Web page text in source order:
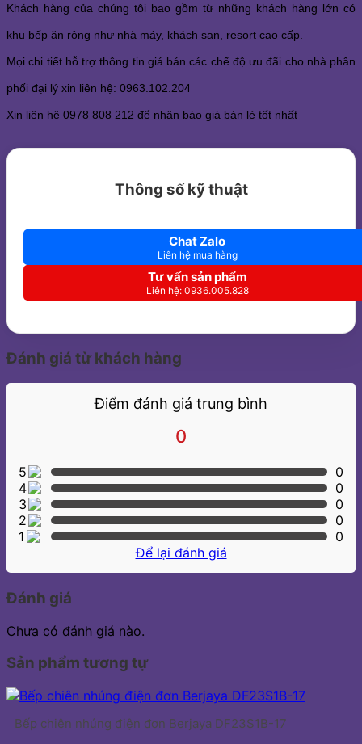
Khách hàng của chúng tôi bao gồm từ những khách hàng lớn có
khu bếp ăn rộng như nhà máy, khách sạn, resort cao cấp.
Mọi chi tiết hỗ trợ thông tin giá bán các chế độ ưu đãi cho nhà phân
phối đại lý xin liên hệ: 0963.102.204
Xin liên hệ 0978 808 212 để nhận báo giá bán lẻ tốt nhất
Thông số kỹ thuật
Chat Zalo
Liên hệ mua hàng
Tư vấn sản phẩm
Liên hệ: 0936.005.828
Đánh giá từ khách hàng
Điểm đánh giá trung bình
0
5
0
4
0
3
0
2
0
1
0
Để lại đánh giá
Đánh giá
Chưa có đánh giá nào.
Sản phẩm tương tự
Bếp chiên nhúng điện đơn Berjaya DF23S1B-17